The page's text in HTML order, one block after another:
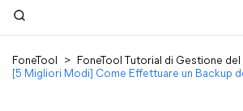
FoneTool > FoneTool Tutorial di Gestione
[5 Migliori Modi] Come Effettuare un Backup